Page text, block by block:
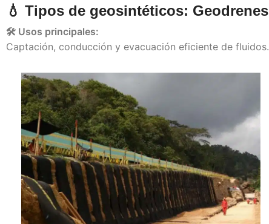
💧 Tipos de geosintéticos: Geodrenes
🛠️ Usos principales:
Captación, conducción y evacuación eficiente de fluidos.